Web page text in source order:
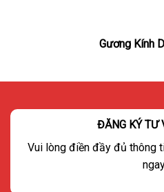
Gương Kính
ĐĂNG KÝ TƯ
Vui lòng điền đầy đủ thông